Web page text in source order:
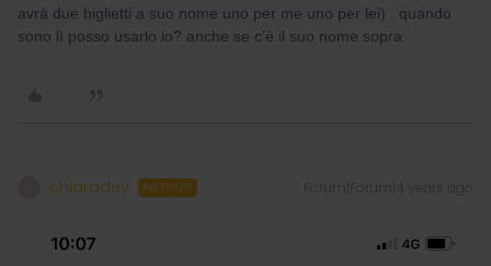
avrà due biglietti a suo nome uno per me uno per lei) . quando
sono lì posso usarlo io? anche se c’è il suo nome sopra
chiaradev AUTHOR Forum|Forum|4 years ago